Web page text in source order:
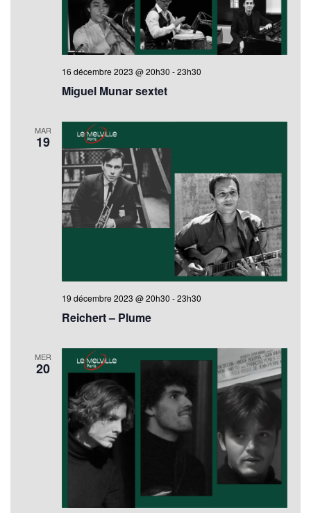
Miguel Munar sextet
16 décembre 2023 @ 20h30 -23h30
MAR
19
Reichert – Plume
19 décembre 2023 @ 20h30 -23h30
MER
20